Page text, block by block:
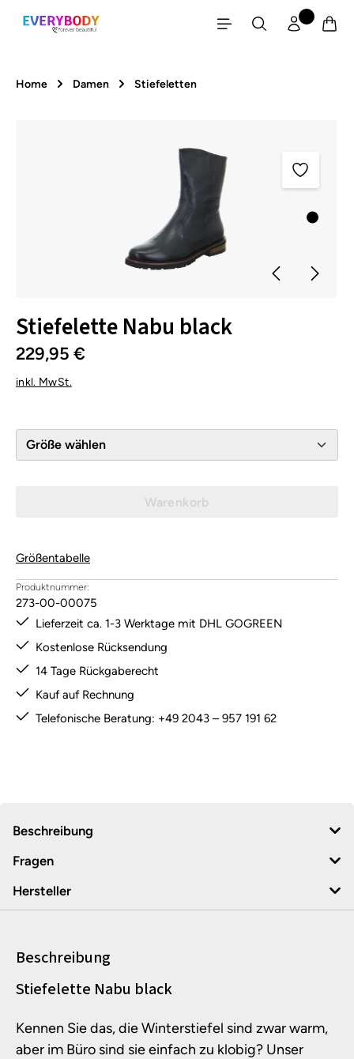
Zum Hauptinhalt springen
Home Damen Stiefeletten
Stiefelette Nabu black
229,95 €
inkl. MwSt.
Größe wählen
Warenkorb
Größentabelle
Produktnummer:
273-00-00075
Lieferzeit ca. 1-3 Werktage mit DHL GOGREEN
Kostenlose Rücksendung
14 Tage Rückgaberecht
Kauf auf Rechnung
Telefonische Beratung: +49 2043 – 957 191 62
Beschreibung
Fragen
Hersteller
Beschreibung
Produktinformationen
Stiefelette Nabu black
Kennen Sie das, die Winterstiefel sind zwar warm,
aber im Büro sind sie einfach zu klobig? Unser